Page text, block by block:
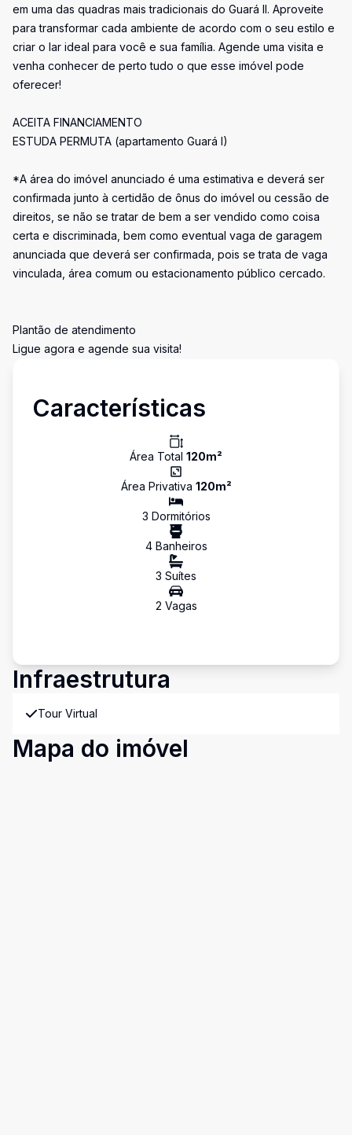
em uma das quadras mais tradicionais do Guará II. Aproveite
para transformar cada ambiente de acordo com o seu estilo e
criar o lar ideal para você e sua família. Agende uma visita e
venha conhecer de perto tudo o que esse imóvel pode
oferecer!
ACEITA FINANCIAMENTO
ESTUDA PERMUTA (apartamento Guará I)
*A área do imóvel anunciado é uma estimativa e deverá ser
confirmada junto à certidão de ônus do imóvel ou cessão de
direitos, se não se tratar de bem a ser vendido como coisa
certa e discriminada, bem como eventual vaga de garagem
anunciada que deverá ser confirmada, pois se trata de vaga
vinculada, área comum ou estacionamento público cercado.
Plantão de atendimento
Ligue agora e agende sua visita!
Características
Área Total 120m²
Área Privativa 120m²
3 Dormitórios
4Banheiros
3 Suítes
2 Vagas
Infraestrutura
Tour Virtual
Mapa do imóvel